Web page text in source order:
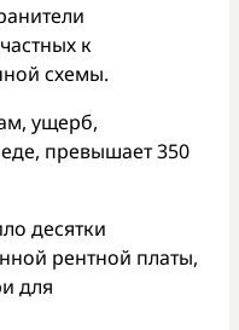
к
схемы.
ущерб,
превышает 350
десятки
рентной платы,
для